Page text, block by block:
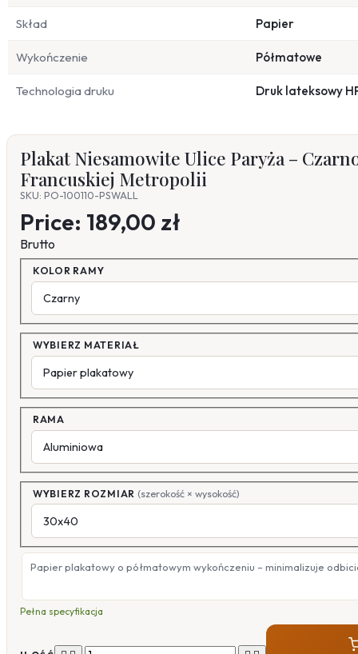
Skład Papier
Wykończenie Półmatowe
Technologia druku Druk lateksowy
Plakat Niesamowite Ulice Paryża –
Francuskiej Metropolii
SKU: PO-100110-PSWALL
Price: 189,00 zł
Brutto
KOLOR RAMY
WYBIERZ MATERIAŁ
RAMA
WYBIERZ ROZMIAR (szerokość × wysokość)
Papier plakatowy o półmatowym wykończeniu – minimalizuje
Pełna specyfikacja